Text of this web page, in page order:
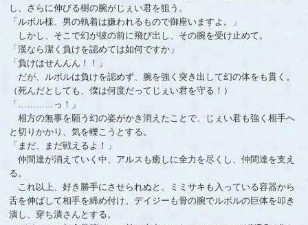
し、さらに伸びる樹の腕がじぇい君を狙う。
「ルボル様、男の執着は嫌われるもので御座いますよ。」
しかし、そこで幻が彼の前に飛び出し、その腕を受け止めて。
「漢なら潔く負けを認めては如何ですか」
「負けはせんんん！！」
だが、ルボルは負けを認めず、腕を強く突き出して幻の体をも貫く。
（死んだとしても、僕は何度だってじぇい君を守る！）
「…………っ！」
相方の無事を願う幻の姿がかき消えたことで、じぇい君も強く相手へ
と切りかかり、気を轢こうとする。
「まだ、まだ戦えるよ！」
仲間達が消えていく中、アルスも癒しに全力を尽くし、仲間達を支え
る。
これ以上、好き勝手にさせられぬと、ミミサキも入っている容器から
舌を伸ばして相手を締め付け、デイジーも骨の腕でルボルの巨体を叩き
潰し、穿ち潰さんとする。